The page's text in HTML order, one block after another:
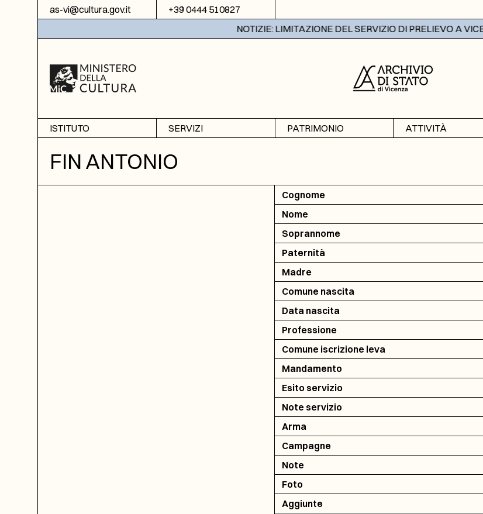
Vai al contenuto
as-vi@cultura.gov.it +39 0444 510827
NOTIZIE: LIMITAZIONE DEL SERVIZIO DI PRELIEVO A VICENZA
ISTITUTO
Informazioni
Sezione di Bassano del
SERVIZI
Ricerche
Fotoriproduzione
PATRIMONIO
ATTIVITÀ
FIN ANTONIO
Cognome
Nome
Soprannome
Paternità
Madre
Comune nascita
Data nascita
Professione
Comune iscrizione leva
Mandamento
Esito servizio
Note servizio
Arma
Campagne
Note
Foto
Aggiunte